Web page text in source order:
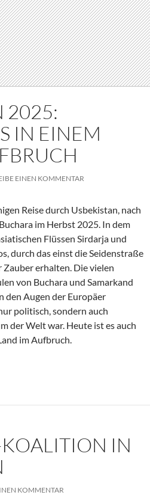
2025:
IN EINEM
EINEN KOMMENTAR
Reise durch Usbekistan, nach
im Herbst 2025. In dem
Flüssen Sirdarja und
durch das einst die Seidenstraße
erhalten. Die vielen
von Buchara und Samarkand
den Augen der Europäer
politisch, sondern auch
der Welt war. Heute ist es auch
im Aufbruch.
in einem Land im Aufbruch
IN
KOMMENTAR